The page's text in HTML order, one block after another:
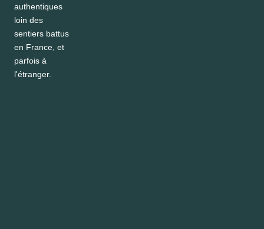
authentiques
loin des
sentiers battus
en France, et
parfois à
l'étranger.